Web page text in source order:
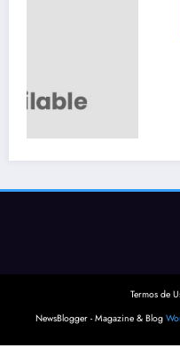
99Food vem
restaurantes no
abril 23, 2026
Termos de
NewsBlogger - Magazine & Blog